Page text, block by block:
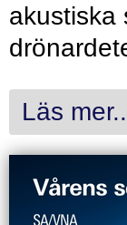
akustiska
Läs